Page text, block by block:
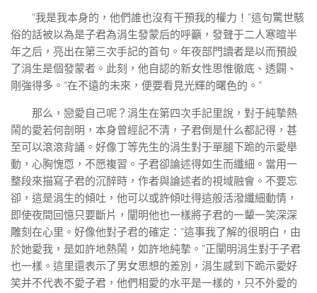
“我是我本身的，他們誰也沒有干預我的權力！”這句驚世駭
俗的話被以為是子君為涓生發蒙后的呼籲，發聲于二人寒暄半
年之后，亮出在第三次手記的首句。年夜部門讀者是以而預設
了涓生是個發蒙者。此刻，他自認的新女性思惟徹底、透闢、
剛強得多。“在不遠的未來，便要看見光輝的曙色的。”
那么，戀愛自己呢？涓生在第四次手記里說，對于純摯熱
鬧的愛若何剖明，本身曾經記不清，子君倒是什么都記得，甚
至可以滾滾背誦。好像丁等先生的涓生對于單腿下跪的示愛舉
動，心胸愧恧，不愿複習。子君卻論述得如生而纖細。當用一
整段來描寫子君的沉醉時，作者與論述者的視域融會。不要忘
卻，這是涓生的傾吐，他可以或許傾吐得這般活潑纖細動情，
即使夜間回憶只要斷片，闡明他也一樣將子君的一顰一笑深深
雕刻在心里。好像他對子君的確定：“這事我了解的很明白，由
於她愛我，是如許地熱鬧，如許地純摯。”正闡明涓生對于子君
也一樣。這里還表示了男女思想的差別，涓生感到下跪示愛好
笑并不代表不愛子君，他們相愛的水平是一樣的，只不外愛的